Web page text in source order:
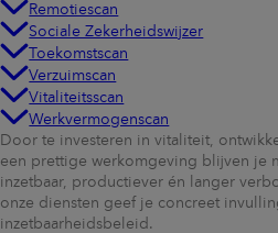
Remotiescan
Sociale Zekerheidswijzer
Toekomstscan
Verzuimscan
Vitaliteitsscan
Werkvermogenscan
Door te investeren in vitaliteit,
een prettige werkomgeving blijven je
inzetbaar, productiever én langer
onze diensten geef je concreet
inzetbaarheidsbeleid.